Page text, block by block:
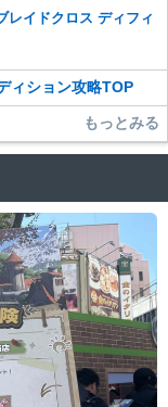
レイドクロス ディフィ
ィション攻略TOP
もっとみる